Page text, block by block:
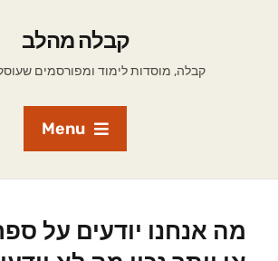
קבלה מהלב
קבלה, מוסדות לימוד ומפורסמים
Menu
מה אנחנו יודעים על